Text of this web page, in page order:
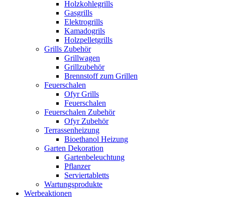
Holzkohlegrills
Gasgrills
Elektrogrills
Kamadogrils
Holzpelletgrills
Grills Zubehör
Grillwagen
Grillzubehör
Brennstoff zum Grillen
Feuerschalen
Ofyr Grills
Feuerschalen
Feuerschalen Zubehör
Ofyr Zubehör
Terrassenheizung
Bioethanol Heizung
Garten Dekoration
Gartenbeleuchtung
Pflanzer
Serviertabletts
Wartungsprodukte
Werbeaktionen